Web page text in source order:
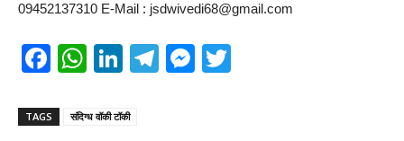
09452137310 E-Mail : jsdwivedi68@gmail.com
F
c
W
at
Li
k
T
M
TAGS संदिग्ध वॉकी टॉकी